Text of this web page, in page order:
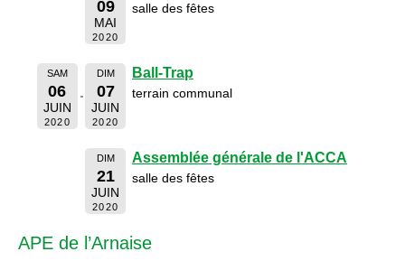
09
MAI
2020
salle des fêtes
SAM
06
JUIN
2020
DIM
07
JUIN
2020
Ball-Trap
terrain communal
DIM
21
JUIN
2020
Assemblée générale de l'ACCA
salle des fêtes
APE de l’Arnaise